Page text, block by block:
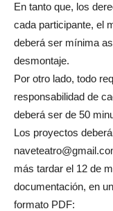
En tanto que, los
cada participante, el
deberá ser mínima
desmontaje.
Por otro lado, todo
responsabilidad de
deberá ser de 50
Los proyectos
más tardar el 12 de
documentación, en
formato PDF: